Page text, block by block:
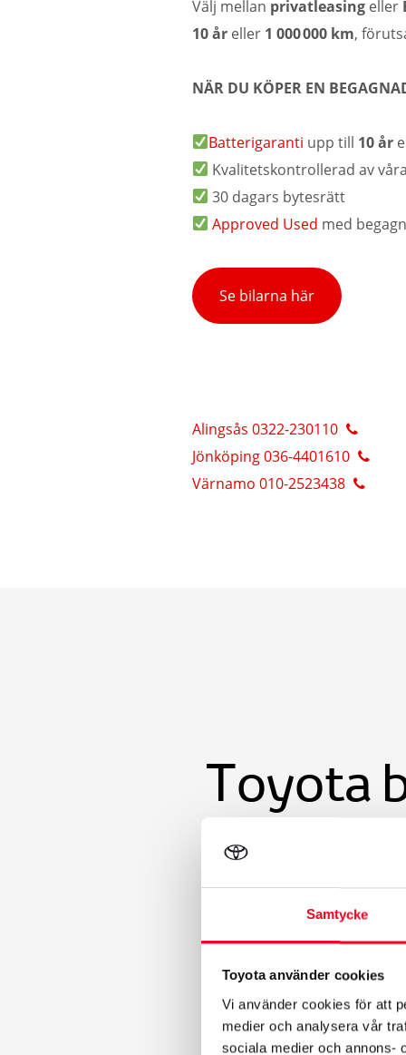
Samtycke
Toyota använder cookies
Vi använder cookies för att
medier och analysera vår
sociala medier och annons-
Välj mellan privatleasing eller
10 år eller 1 000 000 km,
NÄR DU KÖPER EN
Batterigaranti upp till 10 år
Kvalitetskontrollerad av
30 dagars bytesrätt
Approved Used med
Se bilarna här
Alingsås 0322-230110
Jönköping 036-4401610
Värnamo 010-2523438
Toyota
Easy Billån från
Förmånlig månadskostnad
Easy